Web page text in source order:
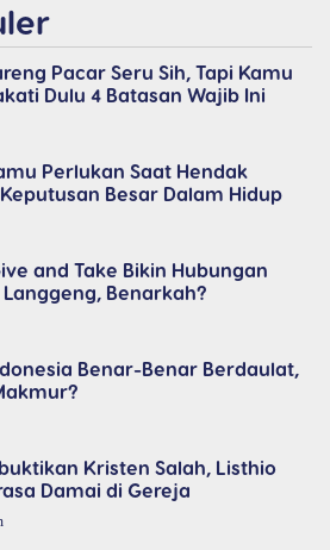
Pacar Seru Sih, Tapi Kamu
Dulu 4 Batasan Wajib Ini
Perlukan Saat Hendak
Besar Dalam Hidup
and Take Bikin Hubungan
Benarkah?
Benar-Benar Berdaulat,
Kristen Salah, Listhio
Damai di Gereja